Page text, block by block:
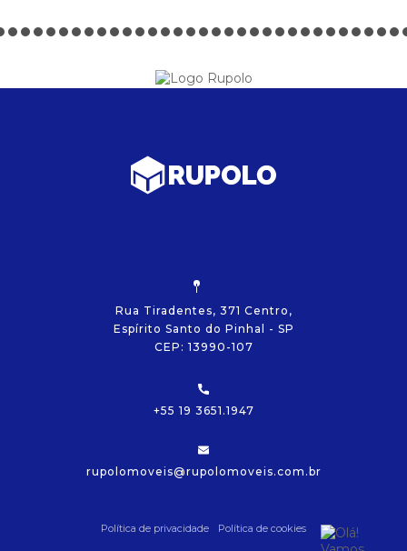
Rua Tiradentes, 371 Centro,
Espírito Santo do Pinhal - SP
CEP: 13990-107
+55 19 3651.1947
rupolomoveis@rupolomoveis.com.br
Política de privacidade Política de cookies